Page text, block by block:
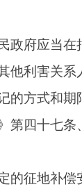
民政府应当
《中华人民共
费、农村村
土地，依照